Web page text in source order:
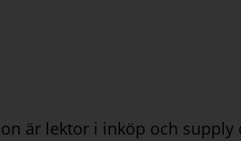
är lektor i inköp och